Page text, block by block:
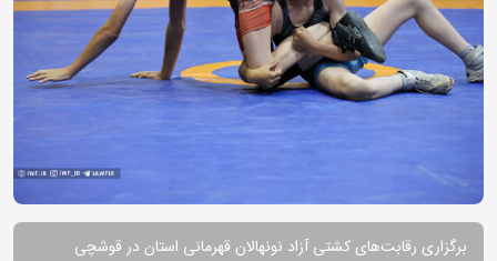
برگزاری رقابت‌های کشتی آزاد نونهالان قهرمانی استان در قوشچی